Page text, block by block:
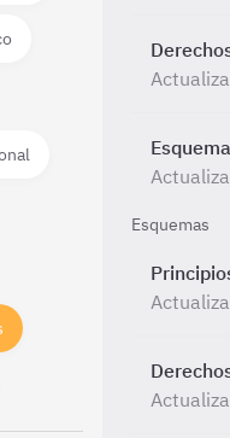
Esquemas